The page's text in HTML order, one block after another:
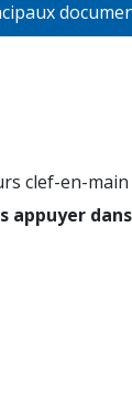
clef-en-
appuyer